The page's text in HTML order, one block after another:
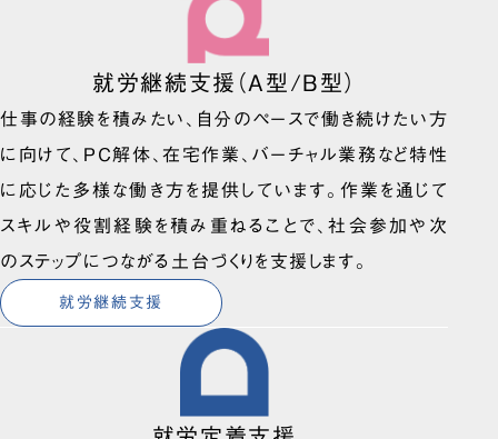
就労継続支援（A型/B型）
仕事の経験を積みたい、自分のペースで働き続けたい方
に向けて、PC解体、在宅作業、バーチャル業務など特性
に応じた多様な働き方を提供しています。作業を通じて
スキルや役割経験を積み重ねることで、社会参加や次
のステップにつながる土台づくりを支援します。
就労継続支援